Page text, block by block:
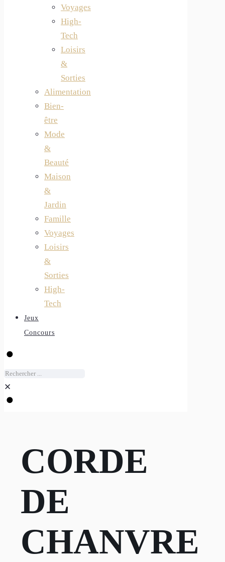
Voyages
High-
Tech
Loisirs
&
Sorties
Alimentation
Bien-
être
Mode
&
Beauté
Maison
&
Jardin
Famille
Voyages
Loisirs
&
Sorties
High-
Tech
Jeux
Concours
✕
CORDE
DE
CHANVRE